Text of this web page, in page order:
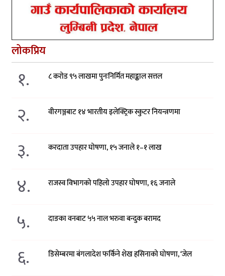
लोकप्रिय
१. ८ करोड ९५ लाखमा पुनःनिर्मित महाङ्काल सत्तल
२. वीरगञ्जबाट १४ भारतीय इलेक्ट्रिक स्कुटर नियन्त्रणमा
३. करदाता उपहार घोषणा, १५ जनाले १–१ लाख
४. राजस्व विभागको पहिलो उपहार घोषणा, १६ जनाले
५. दाङका वनबाट ५५ नाल भरुवा बन्दुक बरामद
६. डिसेम्बरमा बंगलादेश फर्किने शेख हसिनाको घोषणा, ‘जेल